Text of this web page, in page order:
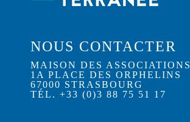
NOUS CONTACTER
MAISON DES ASSOCIATIONS
1A PLACE DES ORPHELINS
67000 STRASBOURG
TÉL. +33 (0)3 88 75 51 17